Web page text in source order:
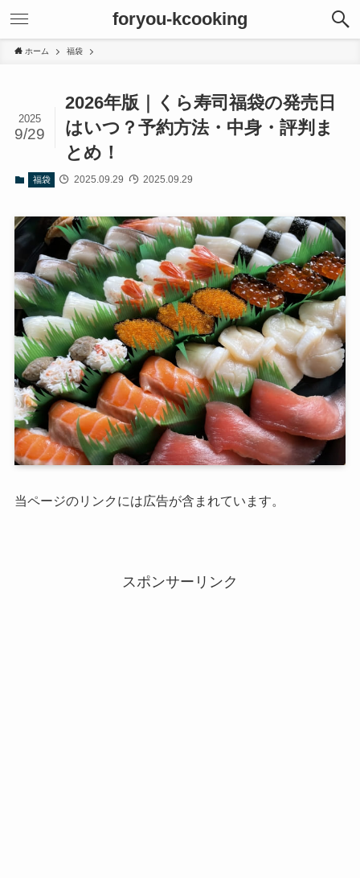
foryou-kcooking
ホーム 福袋
2026年版｜くら寿司福袋の発売日
はいつ？予約方法・中身・評判ま
とめ！
2025
9/29
福袋 2025.09.29 2025.09.29
当ページのリンクには広告が含まれています。
スポンサーリンク